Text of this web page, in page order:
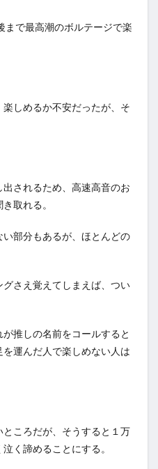
まで最高潮のボルテージで楽
しめるか不安だったが、そ
されるため、高速高音のお
取れる。
部分もあるが、ほとんどの
さえ覚えてしまえば、つい
推しの名前をコールすると
運んだ人で楽しめない人は
ころだが、そうすると１万
く諦めることにする。